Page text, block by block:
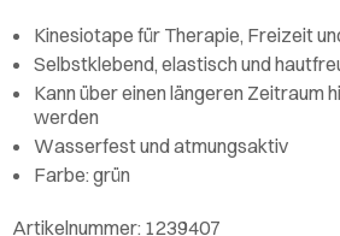
Kinesiotape für Therapie, Freizeit
Selbstklebend, elastisch und
Kann über einen längeren Zeitraum
werden
Wasserfest und atmungsaktiv
Farbe: grün
Artikelnummer: 1239407